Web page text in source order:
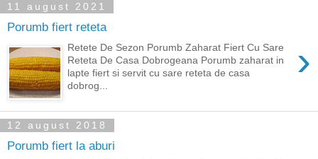
11 august 2021
Porumb fiert reteta
›
Retete De Sezon Porumb Zaharat Fiert Cu Sare
Reteta De Casa Dobrogeana Porumb zaharat in
lapte fiert si servit cu sare reteta de casa
dobrog...
12 august 2018
Porumb fiert la aburi